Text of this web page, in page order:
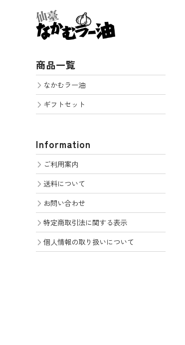
商品一覧
なかむラー油
ギフトセット
Information
ご利用案内
送料について
お問い合わせ
特定商取引法に関する表示
個人情報の取り扱いについて